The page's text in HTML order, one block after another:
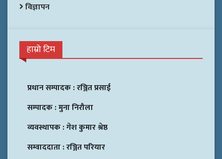
विज्ञापन
हाम्रो टिम
प्रधान सम्पादक :रञ्जित प्रसाई
सम्पादक :मुना निरौला
व्यवस्थापक :गेश कुमार श्रेष्ठ
सम्वाददाता :रञ्जित परियार